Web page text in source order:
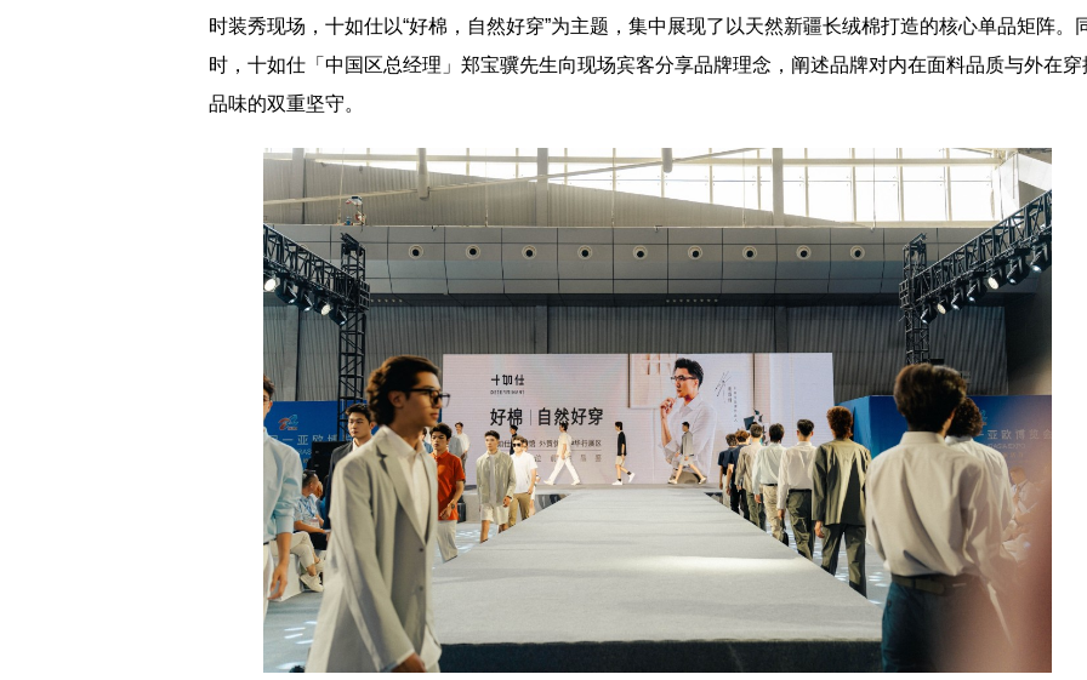
时装秀现场，十如仕以“好棉，自然好穿”为主题，集中展现了以天然新疆长绒棉打造的核心单品矩阵。
时，十如仕「中国区总经理」郑宝骥先生向现场宾客分享品牌理念，阐述品牌对内在面料品质与外在穿
品味的双重坚守。